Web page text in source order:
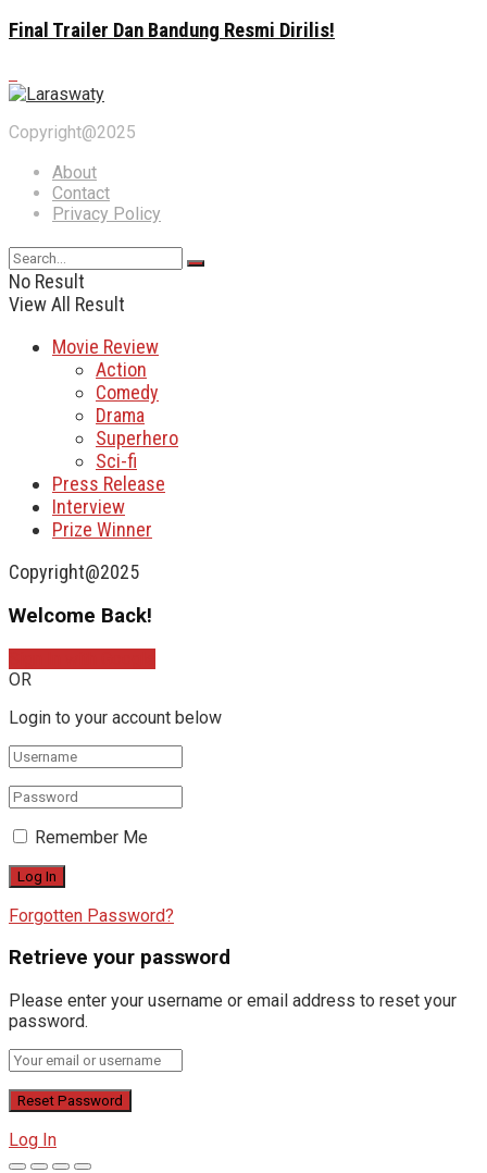
Final Trailer Dan Bandung Resmi Dirilis!
Copyright@2025
About
Contact
Privacy Policy
No Result
View All Result
Movie Review
Action
Comedy
Drama
Superhero
Sci-fi
Press Release
Interview
Prize Winner
Copyright@2025
Welcome Back!
OR
Login to your account below
Remember Me
Forgotten Password?
Retrieve your password
Please enter your username or email address to reset your
password.
Log In